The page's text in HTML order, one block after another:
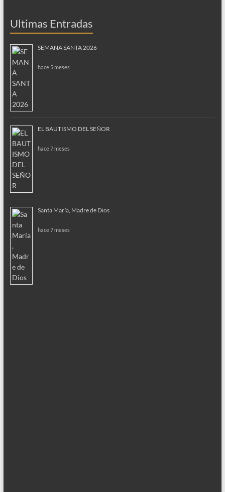
Ultimas Entradas
SEMANA SANTA 2026
hace 5 meses
EL BAUTISMO DEL SEÑOR
hace 7 meses
Santa María, Madre de Dios
hace 7 meses